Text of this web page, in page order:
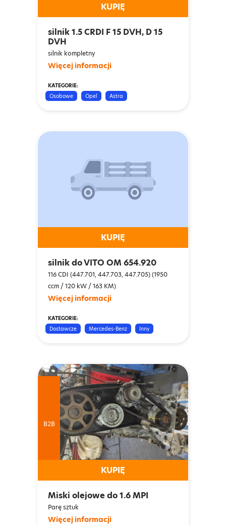
KUPIĘ
silnik 1.5 CRDI F 15 DVH, D 15
DVH
silnik kompletny
Więcej informacji
KATEGORIE:
Osobowe
Opel Astra
KUPIĘ
silnik do VITO OM 654.920
116 CDI (447.701, 447.703, 447.705) (1950
ccm / 120 kW / 163 KM)
Więcej informacji
KATEGORIE:
Dostawcze
Mercedes-Benz Inny
B2B
KUPIĘ
Miski olejowe do 1.6 MPI
Parę sztuk
Więcej informacji